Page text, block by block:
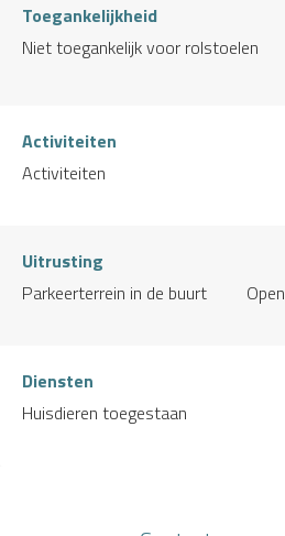
Toegankelijkheid
Niet toegankelijk voor rolstoelen
Activiteiten
Activiteiten
Uitrusting
Parkeerterrein in de buurt
Diensten
Huisdieren toegestaan